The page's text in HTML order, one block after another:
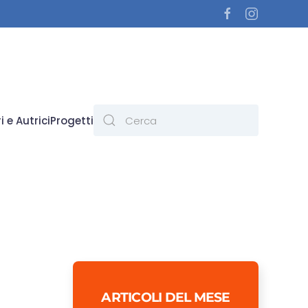
e AutriciProgetti
ARTICOLI DEL MESE